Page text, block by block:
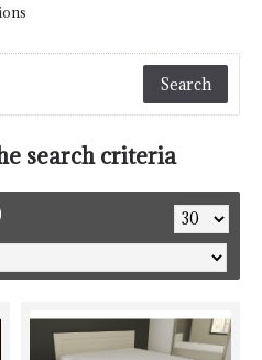
search criteria